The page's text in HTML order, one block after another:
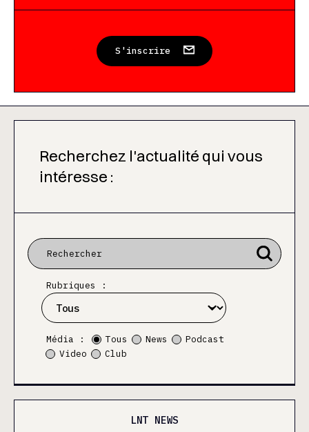
S'inscrire
Recherchez l'actualité qui vous
intéresse :
Rubriques :
Média : Tous News
Podcast
Video
Club
LNT NEWS